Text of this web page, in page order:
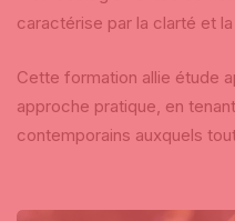
caractérise par la clarté et
Cette formation allie étude
approche pratique, en
contemporains auxquels